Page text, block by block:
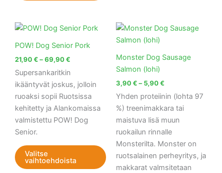
POW! Dog Senior Pork
21,90€ –69,90€
Hintaluokka:
-
69,90 €
Supersankaritkin
ikääntyvät joskus, jolloin
ruoaksi sopii Ruotsissa
kehitetty ja Alankomaissa
valmistettu POW! Dog
Senior.
Valitse
vaihtoehdoista
Tällä
tuotteella
useampi
muunnelma.
Voit
tehdä
valinnat
tuotteen
sivulla.
Monster Dog Sausage
Salmon (lohi)
3,90€ – 5,90€
Hintaluokka:
3,90 €
Yhden proteiinin (lohta 97
%) treenimakkara tai
maistuva lisä muun
ruokailun rinnalle
Monsterilta. Monster on
ruotsalainen perheyritys, ja
makkarat valmsitetaan